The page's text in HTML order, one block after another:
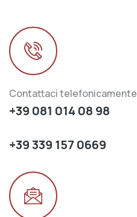
Contattaci telefonicamente
+39 081 014 08 98
+39 339 157 0669